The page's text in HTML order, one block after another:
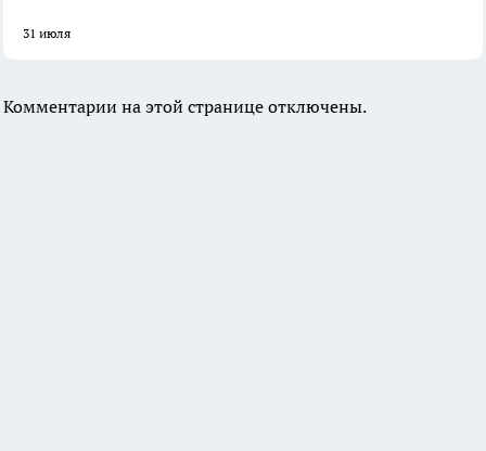
31 июля
Комментарии на этой странице отключены.